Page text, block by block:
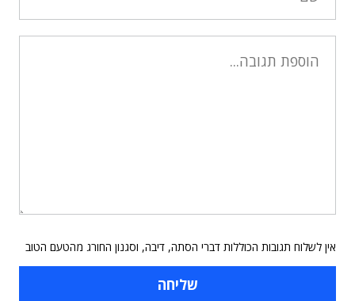
אין לשלוח תגובות הכוללות דברי הסתה, דיבה, וסגנון החורג מהטעם הטוב